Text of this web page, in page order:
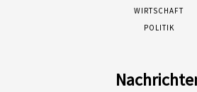
WIRTSCHAFT
POLITIK